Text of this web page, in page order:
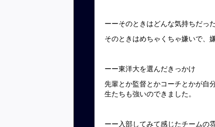
ーーそのときはどんな気持ちだっ
そのときはめちゃくちゃ嫌いで、
ーー東洋大を選んだきっかけ
先輩とか監督とかコーチとかが自
生たちも強いのできました。
ーー入部してみて感じたチームの